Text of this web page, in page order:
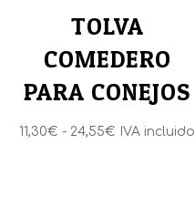
TOLVA
COMEDERO
PARA CONEJOS
11,30€ - 24,55€ Rango
IVA incluido